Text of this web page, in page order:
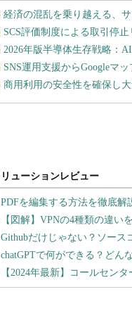
経済の混乱を乗り越える、
SCS評価制度による取引停
2026年版半導体生存戦略：
SNS運用支援からGoogleマ
商用利用の安全性を確保し
PDFを編集する方法を徹底解
【図解】VPNの4種類の違い
Githubだけじゃない？ソース
chatGPTで何ができる？どん
【2024年最新】コールセン